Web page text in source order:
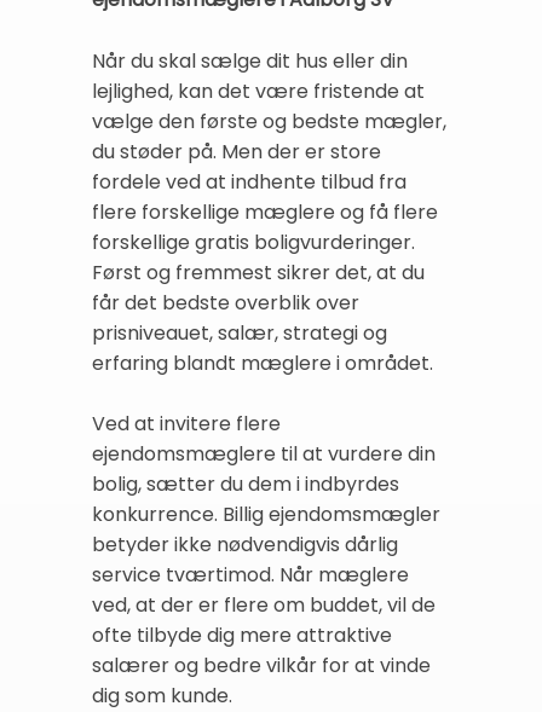
Når du skal sælge dit hus eller din
lejlighed, kan det være fristende at
vælge den første og bedste mægler,
du støder på. Men der er store
fordele ved at indhente tilbud fra
flere forskellige mæglere og få flere
forskellige gratis boligvurderinger.
Først og fremmest sikrer det, at du
får det bedste overblik over
prisniveauet, salær, strategi og
erfaring blandt mæglere i området.
Ved at invitere flere
ejendomsmæglere til at vurdere din
bolig, sætter du dem i indbyrdes
konkurrence. Billig ejendomsmægler
betyder ikke nødvendigvis dårlig
service tværtimod. Når mæglere
ved, at der er flere om buddet, vil de
ofte tilbyde dig mere attraktive
salærer og bedre vilkår for at vinde
dig som kunde.